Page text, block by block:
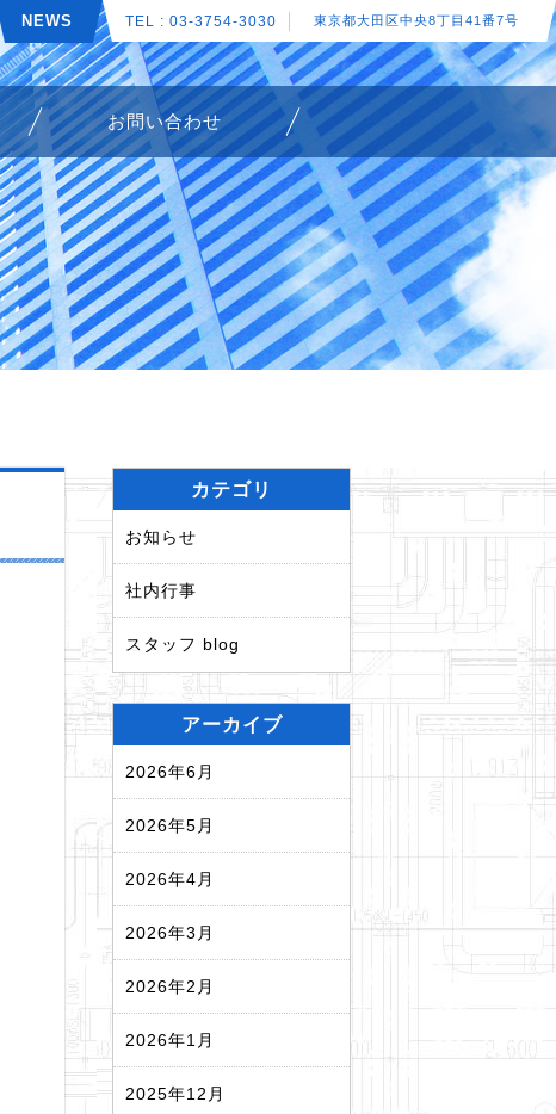
NEWS TEL : 03-3754-3030 東京都大田区中央8丁目41番7号
お問い合わせ
カテゴリ
お知らせ
社内行事
スタッフ blog
アーカイブ
2026年6月
2026年5月
2026年4月
2026年3月
2026年2月
2026年1月
2025年12月